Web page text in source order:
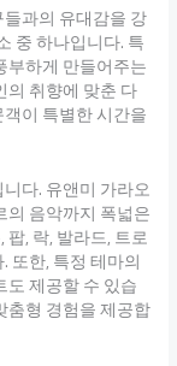
과의 유대감을 강
중 하나입니다. 특
부하게 만들어주는
의 취향에 맞춘 다
이 특별한 시간을
다. 유앤미 가라오
의 음악까지 폭넓은
, 락, 발라드, 트로
또한, 특정 테마의
제공할 수 있습
춤형 경험을 제공합